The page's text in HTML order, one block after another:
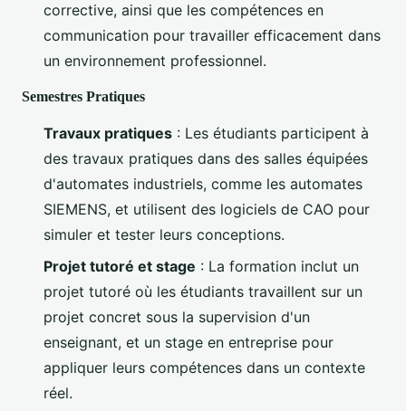
corrective, ainsi que les compétences en
communication pour travailler efficacement dans
un environnement professionnel.
Semestres Pratiques
Travaux pratiques : Les étudiants participent à
des travaux pratiques dans des salles équipées
d'automates industriels, comme les automates
SIEMENS, et utilisent des logiciels de CAO pour
simuler et tester leurs conceptions.
Projet tutoré et stage : La formation inclut un
projet tutoré où les étudiants travaillent sur un
projet concret sous la supervision d'un
enseignant, et un stage en entreprise pour
appliquer leurs compétences dans un contexte
réel.